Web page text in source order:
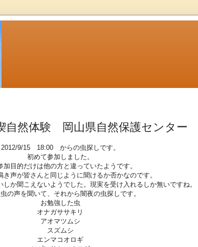
然体験 岡山県自然保護センター
2012/9/15 18:00 からの虫探しです。
初めて参加しました。
加目的だけは他の方と違っていたようです。
き声が皆さんと同じように聞けるか否かなのです。
か聞こえないようでした。現実を受け入れるしか無いですね。
の声を聞いて、それから闇夜の虫探しです。
お勉強した虫
オナガササキリ
アオマツムシ
スズムシ
エンマコオロギ